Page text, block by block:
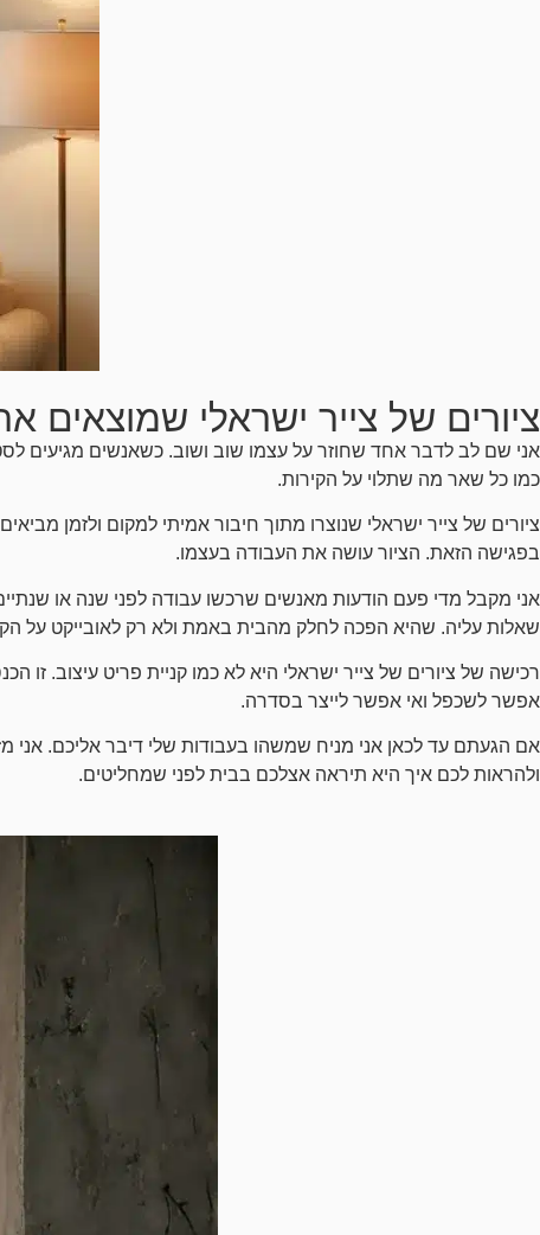
ציורים של צייר ישראלי שמוצאים
אני שם לב לדבר אחד שחוזר על עצמו שוב ושוב. כשאנשים מגיעים
כמו כל שאר מה שתלוי על הקירות.
ציורים של צייר ישראלי שנוצרו מתוך חיבור אמיתי למקום ולזמן
בפגישה הזאת. הציור עושה את העבודה בעצמו.
אני מקבל מדי פעם הודעות מאנשים שרכשו עבודה לפני שנה או
שאלות עליה. שהיא הפכה לחלק מהבית באמת ולא רק לאובייקט על
רכישה של ציורים של צייר ישראלי היא לא כמו קניית פריט עיצוב.
אפשר לשכפל ואי אפשר לייצר בסדרה.
אם הגעתם עד לכאן אני מניח שמשהו בעבודות שלי דיבר אליכם. אני
ולהראות לכם איך היא תיראה אצלכם בבית לפני שמחליטים.